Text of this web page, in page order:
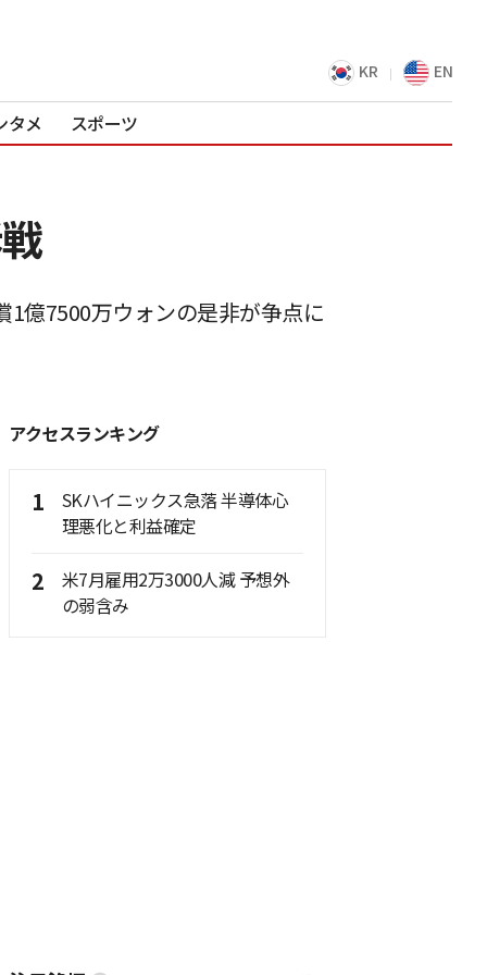
KR EN
タメ スポーツ
億7500万ウォンの是非が争点に
アクセスランキング
1
SKハイニックス急落 半導体心
理悪化と利益確定
2
米7月雇用2万3000人減 予想外
の弱含み